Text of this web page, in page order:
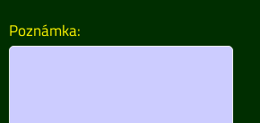
Poznámka: